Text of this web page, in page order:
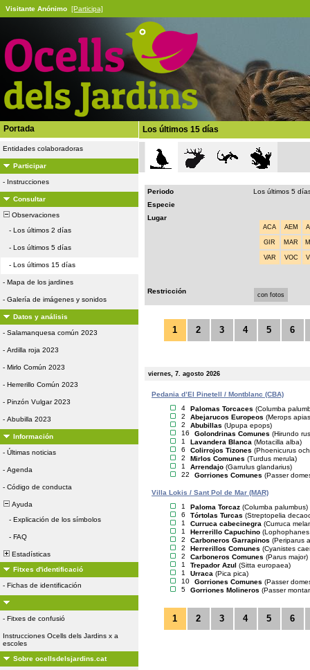
Visitante Anónimo [Participa]
Portada
Entidades colaboradoras
Participar
- Instrucciones
Consultar
Observaciones
- Los últimos 2 días
- Los últimos 5 días
- Los últimos 15 días
- Mapa de los jardines
- Galería de imágenes y sonidos
Datos y análisis
- Salamanquesa común 2023
- Ardilla roja 2023
- Mirlo Común 2023
- Herrerillo Común 2023
- Pinzón Vulgar 2023
- Abubilla 2023
Información
- Últimas noticias
- Agenda
- Código de conducta
Ayuda
- Explicación de los símbolos
- FAQ
Estadísticas
Fitxes d'identificació
- Fichas de identificación
- Fitxes de confusió
Instrucciones Ocells dels Jardins x a
escoles
Sobre ocellsdelsjardins.cat
Los últimos 15 días
Periodo
Los últimos 5
Especie
Lugar
ACA AEM
GIR MAR
VAR VOC
Restricción con fotos
1 2 3 4 5 6
viernes, 7. agosto 2026
Pedania d’El Pinetell / Montblanc (CBA)
4
Palomas Torcaces (Columba
2
Abejarucos Europeos (Merops
2
Abubillas (Upupa epops)
16
Golondrinas Comunes (Hirundo
1
Lavandera Blanca (Motacilla alba)
6
Colirrojos Tizones (Phoenicurus
2
Mirlos Comunes (Turdus merula)
1
Arrendajo (Garrulus glandarius)
22
Gorriones Comunes (Passer
Villa Lokis / Sant Pol de Mar (MAR)
1
Paloma Torcaz (Columba palumbus)
6
Tórtolas Turcas (Streptopelia
1
Curruca cabecinegra (Curruca
1
Herrerillo Capuchino
2
Carboneros Garrapinos (Periparus
2
Herrerillos Comunes (Cyanistes
2
Carboneros Comunes (Parus major)
1
Trepador Azul (Sitta europaea)
1
Urraca (Pica pica)
10
Gorriones Comunes (Passer
5
Gorriones Molineros (Passer
1 2 3 4 5 6